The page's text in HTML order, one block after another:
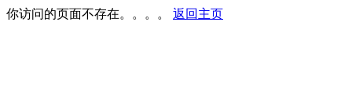
你访问的页面不存在。。。。 返回主页